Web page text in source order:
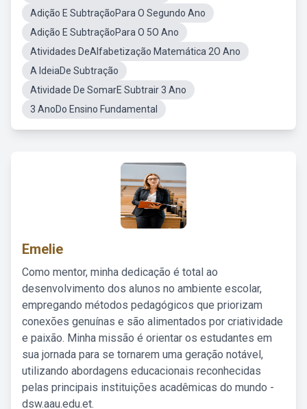
Adição E SubtraçãoPara O Segundo Ano
Adição E SubtraçãoPara O 5O Ano
Atividades DeAlfabetização Matemática 2O Ano
A IdeiaDe Subtração
Atividade De SomarE Subtrair 3 Ano
3 AnoDo Ensino Fundamental
Emelie
Como mentor, minha dedicação é total ao
desenvolvimento dos alunos no ambiente escolar,
empregando métodos pedagógicos que priorizam
conexões genuínas e são alimentados por criatividade
e paixão. Minha missão é orientar os estudantes em
sua jornada para se tornarem uma geração notável,
utilizando abordagens educacionais reconhecidas
pelas principais instituições acadêmicas do mundo -
dsw.aau.edu.et.